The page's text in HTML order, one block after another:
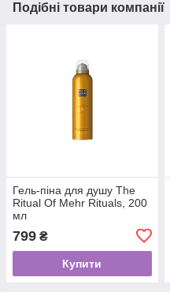
Подібні товари компанії
Гель-піна для душу The
Ritual Of Mehr Rituals, 200
мл
799 ₴
Купити